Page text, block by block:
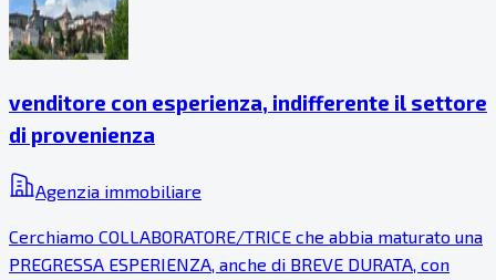
venditore con esperienza, indifferente il settore
di provenienza
Agenzia immobiliare
Cerchiamo COLLABORATORE/TRICE che abbia maturato una
PREGRESSA ESPERIENZA, anche di BREVE DURATA, con